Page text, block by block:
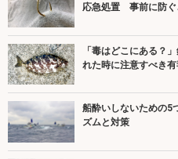
応急処置 事前に防ぐ
「毒はどこにある？
れた時に注意すべき
船酔いしないための
ズムと対策